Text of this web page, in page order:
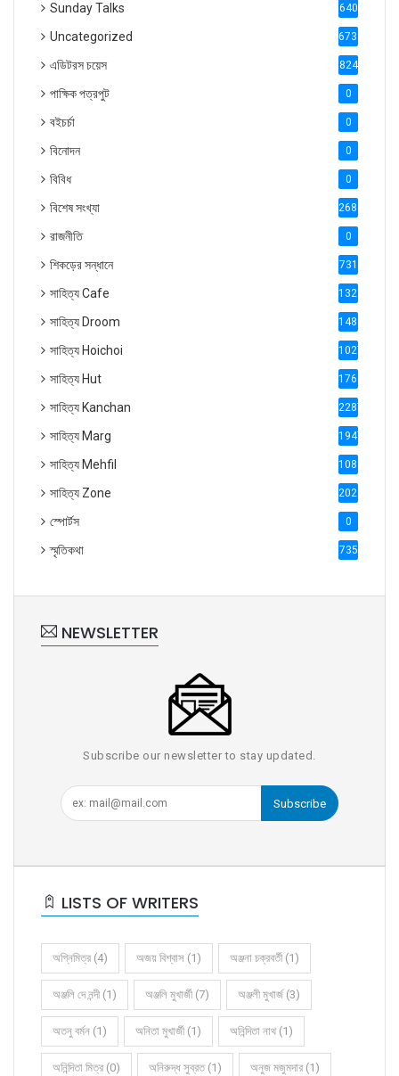
Sunday Talks 640
Uncategorized 6738
এডিটরস চয়েস 824
পাক্ষিক পত্রপুট 0
বইচর্চা 0
বিনোদন 0
বিবিধ 0
বিশেষ সংখ্যা 2686
রাজনীতি 0
শিকড়ের সন্ধানে 731
সাহিত্য Cafe 1321
সাহিত্য Droom 1488
সাহিত্য Hoichoi 1027
সাহিত্য Hut 1769
সাহিত্য Kanchan 2287
সাহিত্য Marg 1947
সাহিত্য Mehfil 1088
সাহিত্য Zone 2028
স্পোর্টস 0
স্মৃতিকথা 735
NEWSLETTER
Subscribe our newsletter to stay updated.
Subscribe
LISTS OF WRITERS
অগ্নিমিত্র (4) অজয় বিশ্বাস (1) অঞ্জনা চক্রবর্তী (1)
অঞ্জলি দে নন্দী (1) অঞ্জলি মুখার্জী (7) অঞ্জলী মুখার্জ (3)
অতনু বর্মন (1) অনিতা মুখার্জী (1) অনিন্দিতা নাথ (1)
অনিন্দিতা মিত্র (0) অনিরুদ্ধ সুব্রত (1) অনুজ মজুমদার (1)